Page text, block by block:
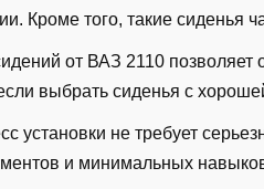
Кроме того, такие
от ВАЗ 2110
выбрать сиденья с
установки не требует
и минимальных